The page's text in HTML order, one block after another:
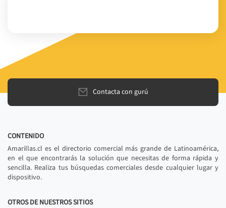
Contacta con gurú
CONTENIDO
Amarillas.cl es el directorio comercial más grande de Latinoamérica,
en el que encontrarás la solución que necesitas de forma rápida y
sencilla. Realiza tus búsquedas comerciales desde cualquier lugar y
dispositivo.
OTROS DE NUESTROS SITIOS